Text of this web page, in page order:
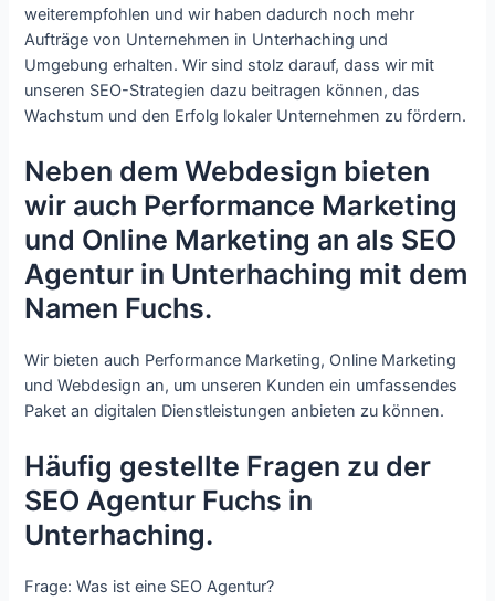
weiterempfohlen und wir haben dadurch noch mehr
Aufträge von Unternehmen in Unterhaching und
Umgebung erhalten. Wir sind stolz darauf, dass wir mit
unseren SEO-Strategien dazu beitragen können, das
Wachstum und den Erfolg lokaler Unternehmen zu fördern.
Neben dem Webdesign bieten
wir auch Performance Marketing
und Online Marketing an als SEO
Agentur in Unterhaching mit dem
Namen Fuchs.
Wir bieten auch Performance Marketing, Online Marketing
und Webdesign an, um unseren Kunden ein umfassendes
Paket an digitalen Dienstleistungen anbieten zu können.
Häufig gestellte Fragen zu der
SEO Agentur Fuchs in
Unterhaching.
Frage: Was ist eine SEO Agentur?